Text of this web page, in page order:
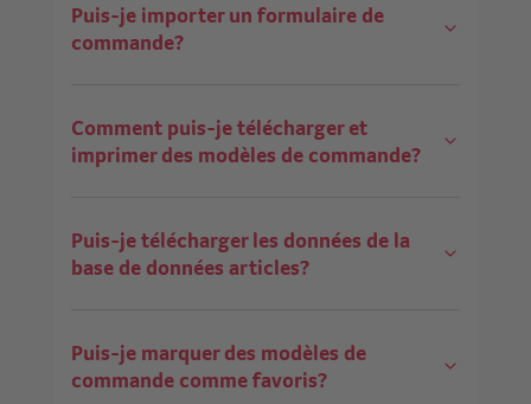
Puis-je importer un formulaire de
commande?
Comment puis-je télécharger et
imprimer des modèles de commande?
Puis-je télécharger les données de la
base de données articles?
Puis-je marquer des modèles de
commande comme favoris?